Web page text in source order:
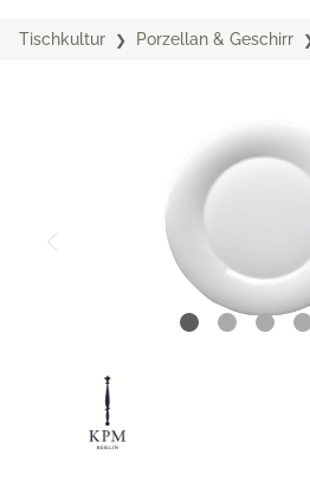
Tischkultur Porzellan & Geschirr